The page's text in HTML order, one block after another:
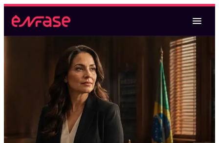
Magistratura Federal
Magistratura Federal e MPF
Magistratura Federal e Estadual